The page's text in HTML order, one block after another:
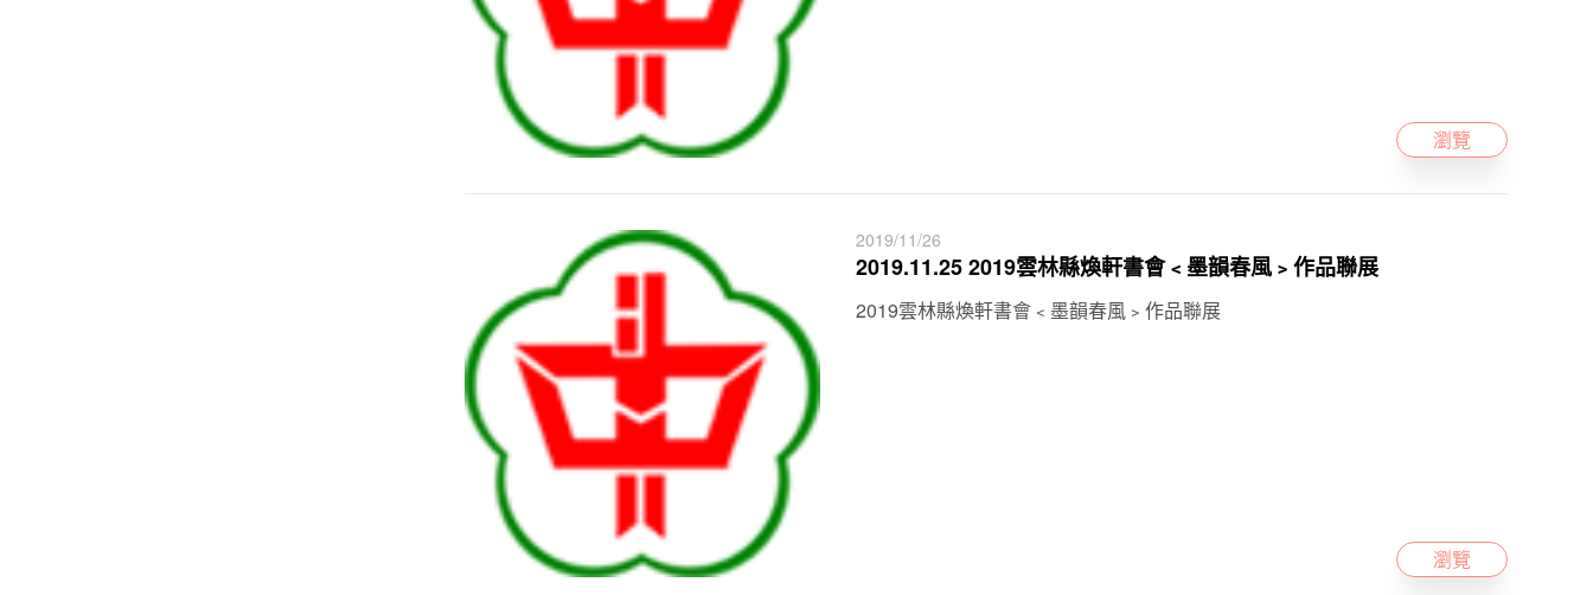
瀏覽
2019/11/26
2019.11.25 2019雲林縣煥軒書會﹤墨韻春風﹥作品聯展
2019雲林縣煥軒書會﹤墨韻春風﹥作品聯展
瀏覽